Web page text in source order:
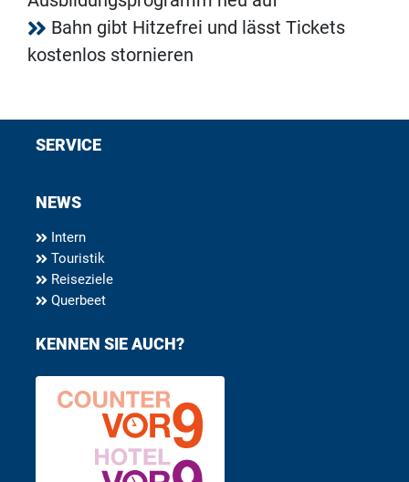
Bahn gibt Hitzefrei und lässt Tickets
kostenlos stornieren
SERVICE
NEWS
Intern
Touristik
Reiseziele
Querbeet
KENNEN SIE AUCH?